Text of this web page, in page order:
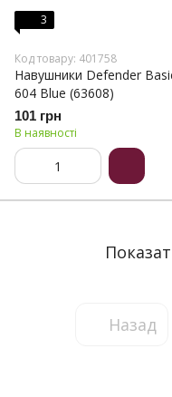
3
Код товару: 401758
Навушники Defender
604 Blue (63608)
101 грн
В наявності
Назад